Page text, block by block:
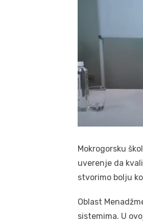
Mokrogorsku
uverenje da
stvorimo bolju
Oblast
sistemima. U